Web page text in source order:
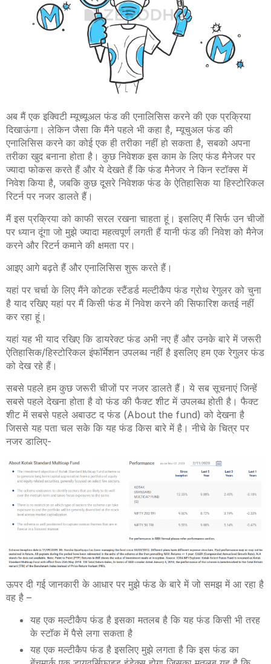
अब मैं एक इक्विटी म्यूच्यूअल फंड की एनालिसिस करने की एक प्रक्रिया
दिखाऊंगा। लेकिन जैसा कि मैंने पहले भी कहा है, म्यूचुअल फंड की
एनालिसिस करने का कोई एक ही तरीका नहीं हो सकता है, सबको अपना
तरीका खुद बनाना होता है। कुछ निवेशक इस काम के लिए फंड मैनेजर पर
ज्यादा फोकस करते हैं और ये देखते हैं कि फंड मैनेजर ने किन स्टॉक्स में
निवेश किया है, जबकि कुछ दूसरे निवेशक फंड के ऐतिहासिक या हिस्टोरिकल
रिटर्न पर नजर डालते हैं।
मैं इस प्रक्रिया को काफी सरल रखना चाहता हूं। इसलिए मैं सिर्फ उन चीजों
पर ध्यान दूंगा जो मुझे ज्यादा महत्वपूर्ण लगती हैं यानी फंड की निवेश को मैनेज
करने और रिटर्न कमाने की क्षमता पर।
आइए आगे बढ़ते हैं और एनालिसिस शुरू करते हैं।
यहां पर चर्चा के लिए मैंने कोटक स्टैंडर्ड मल्टीकैप फंड ग्रोथ रेगुलर को चुना
है याद रखिए यहां पर मैं किसी फंड में निवेश करने की सिफारिश कतई नहीं
कर रहा हूं।
यहां यह भी याद रखिए कि डायरेक्ट फंड अभी नए हैं और उनके बारे में जरूरी
ऐतिहासिक/हिस्टोरिकल इंफॉर्मेशन उपलब्ध नहीं है इसलिए हम एक रेगुलर फंड
को देख रहे हैं।
सबसे पहले हम कुछ जरूरी चीजों पर नजर डालते हैं। ये सब सूचनाएं जिन्हें
सबसे पहले देखना होता है वो फंड की फैक्ट शीट में उपलब्ध होती है। फैक्ट
शीट में सबसे पहले अबाउट द फंड (About the fund) को देखना है
जिससे यह पता चल सके कि यह फंड किस बारे में है। नीचे के चित्र पर
नजर डालिए-
ऊपर दी गई जानकारी के आधार पर मुझे फंड के बारे में जो समझ में आ रहा है
वह है –
यह एक मल्टीकैप फंड है इसका मतलब है कि यह फंड किसी भी तरह
के स्टॉक में पैसे लगा सकता है
यह एक मल्टीकैप फंड है इसलिए मुझे लगता है कि इस फंड का